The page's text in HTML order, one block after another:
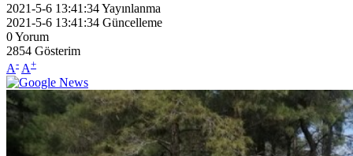
2021-5-6 13:41:34Yayınlanma
2021-5-6 13:41:34 Güncelleme
0Yorum
2854 Gösterim
A- A+